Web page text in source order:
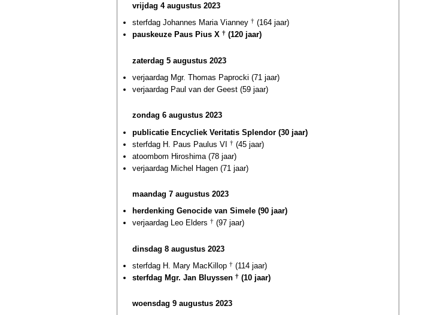
vrijdag 4 augustus 2023
sterfdag Johannes Maria Vianney † (164 jaar)
pauskeuze Paus Pius X † (120 jaar)
zaterdag 5 augustus 2023
verjaardag Mgr. Thomas Paprocki (71 jaar)
verjaardag Paul van der Geest (59 jaar)
zondag 6 augustus 2023
publicatie Encycliek Veritatis Splendor (30 jaar)
sterfdag H. Paus Paulus VI † (45 jaar)
atoombom Hiroshima (78 jaar)
verjaardag Michel Hagen (71 jaar)
maandag 7 augustus 2023
herdenking Genocide van Simele (90 jaar)
verjaardag Leo Elders † (97 jaar)
dinsdag 8 augustus 2023
sterfdag H. Mary MacKillop † (114 jaar)
sterfdag Mgr. Jan Bluyssen † (10 jaar)
woensdag 9 augustus 2023